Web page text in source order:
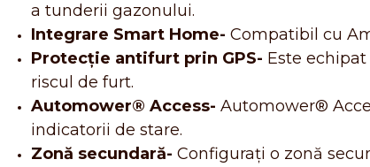
a tunderii gazonului.
Integrare Smart Home- Compatibil cu
Protecție antifurt prin GPS- Este
riscul de furt.
Automower® Access- Automower®
indicatorii de stare.
Zonă secundară- Configurați o zonă